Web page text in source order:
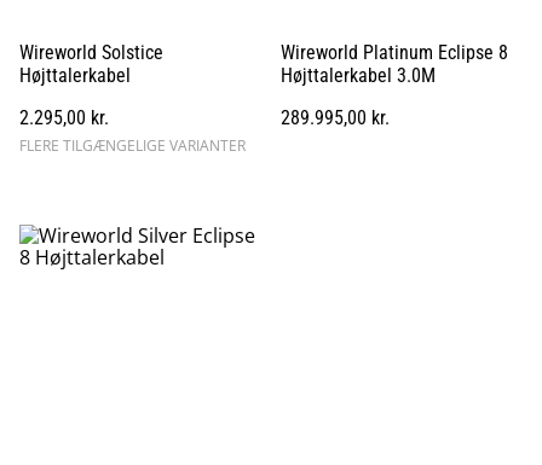
Wireworld Solstice
Højttalerkabel
2.295,00 kr.
FLERE TILGÆNGELIGE VARIANTER
Wireworld Platinum Eclipse 8
Højttalerkabel 3.0M
289.995,00 kr.